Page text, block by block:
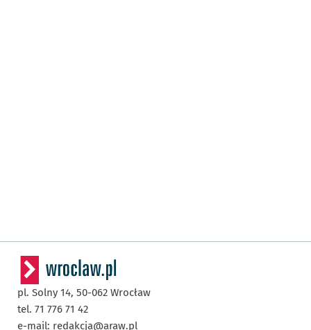
pl. Solny 14, 50-062 Wrocław
tel. 71 776 71 42
e-mail: redakcja@araw.pl